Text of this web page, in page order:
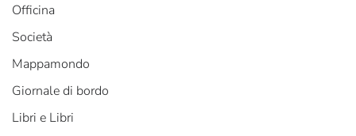
Officina
Società
Mappamondo
Giornale di bordo
Libri e Libri